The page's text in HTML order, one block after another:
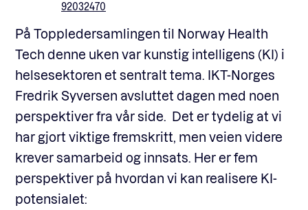
Standardavtaler
Nyheter og meninger
Rapporter
92032470
På Toppledersamlingen til Norway Health
Tech denne uken var kunstig intelligens (KI) i
helsesektoren et sentralt tema. IKT-Norges
Fredrik Syversen avsluttet dagen med noen
perspektiver fra vår side. Det er tydelig at vi
har gjort viktige fremskritt, men veien videre
krever samarbeid og innsats. Her er fem
perspektiver på hvordan vi kan realisere KI-
potensialet: